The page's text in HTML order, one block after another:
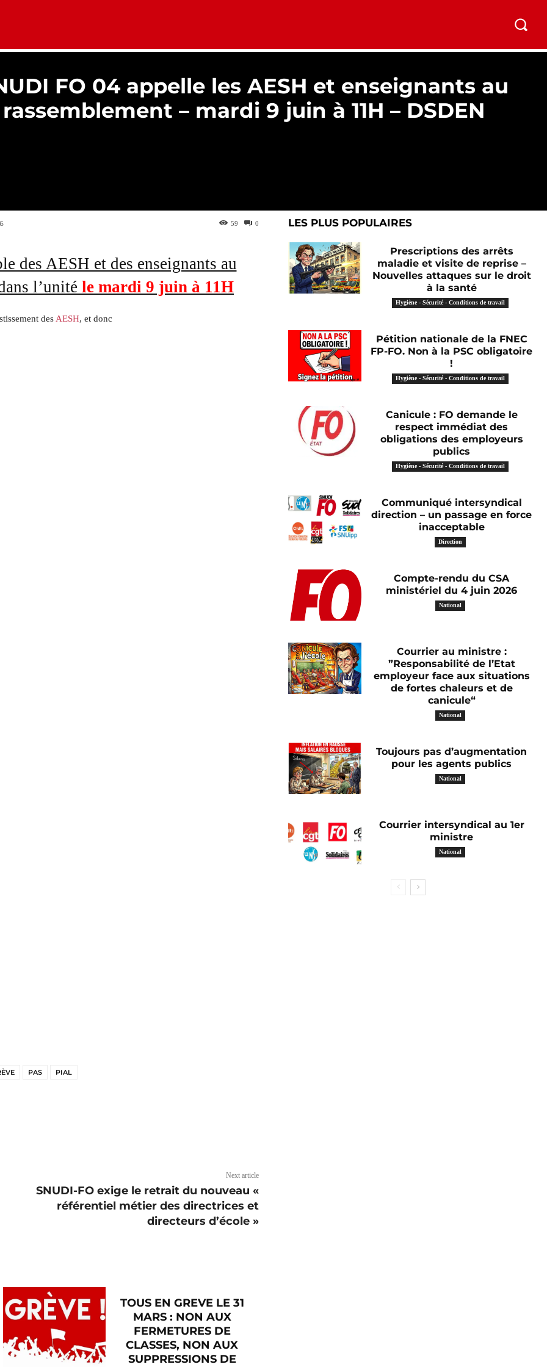
FO 04 appelle les AESH et enseignants au
rassemblement – mardi 9 juin à 11H – DSDEN
0
59
des AESH et des enseignants au
l’unité le mardi 9 juin à 11H
des AESH, et donc
PAS PIAL
Next article
SNUDI-FO exige le retrait du nouveau «
référentiel métier des directrices et
directeurs d’école »
TOUS EN GREVE LE 31
MARS : NON AUX
FERMETURES DE
CLASSES, NON AUX
SUPPRESSIONS DE
LES PLUS POPULAIRES
Prescriptions des arrêts
maladie et visite de reprise –
Nouvelles attaques sur le droit
à la santé
Hygiène - Sécurité - Conditions de travail
Pétition nationale de la FNEC
FP-FO. Non à la PSC obligatoire
!
Hygiène - Sécurité - Conditions de travail
Canicule : FO demande le
respect immédiat des
obligations des employeurs
publics
Hygiène - Sécurité - Conditions de travail
Communiqué intersyndical
direction – un passage en force
inacceptable
Direction
Compte-rendu du CSA
ministériel du 4 juin 2026
National
Courrier au ministre :
”Responsabilité de l’Etat
employeur face aux situations
de fortes chaleurs et de
canicule“
National
Toujours pas d’augmentation
pour les agents publics
National
Courrier intersyndical au 1er
ministre
National